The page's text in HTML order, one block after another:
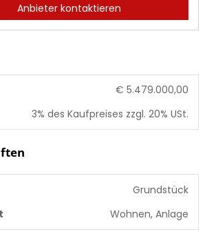
Anbieter kontaktieren
€ 5.479.000,00
3% des Kaufpreises zzgl. 20% USt.
Grundstück
Wohnen, Anlage